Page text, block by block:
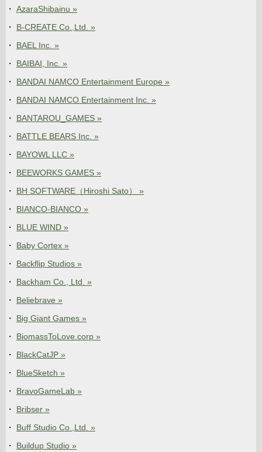
AzaraShibainu »
B-CREATE Co.,Ltd. »
BAEL Inc. »
BAIBAI, Inc. »
BANDAI NAMCO Entertainment Europe »
BANDAI NAMCO Entertainment Inc. »
BANTAROU_GAMES »
BATTLE BEARS Inc. »
BAYOWL LLC »
BEEWORKS GAMES »
BH SOFTWARE（Hiroshi Sato） »
BIANCO-BIANCO »
BLUE WIND »
Baby Cortex »
Backflip Studios »
Backham Co., Ltd. »
Beliebrave »
Big Giant Games »
BiomassToLove.corp »
BlackCatJP »
BlueSketch »
BravoGameLab »
Bribser »
Buff Studio Co.,Ltd. »
Buildup Studio »